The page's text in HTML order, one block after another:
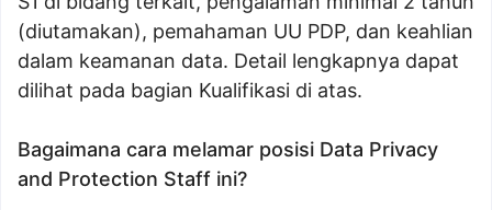
(diutamakan), pemahaman UU PDP, dan keahlian
dalam keamanan data. Detail lengkapnya dapat
dilihat pada bagian Kualifikasi di atas.
Bagaimana cara melamar posisi Data Privacy
and Protection Staff ini?